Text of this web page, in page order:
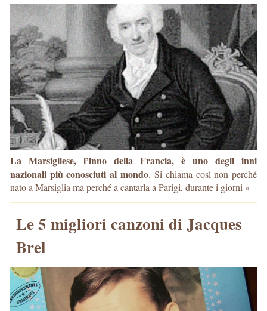
La Marsigliese, l’inno della Francia, è uno degli inni
nazionali più conosciuti al mondo. Si chiama così non perché
nato a Marsiglia ma perché a cantarla a Parigi, durante i giorni »
Le 5 migliori canzoni di Jacques
Brel